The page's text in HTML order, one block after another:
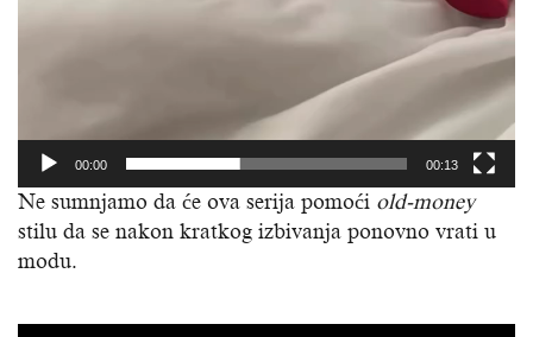
00:00 00:13
Ne sumnjamo da će ova serija pomoći old-money
stilu da se nakon kratkog izbivanja ponovno vrati u
modu.